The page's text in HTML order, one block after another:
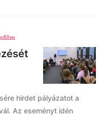
hirdet pályázatot a
Az eseményt idén